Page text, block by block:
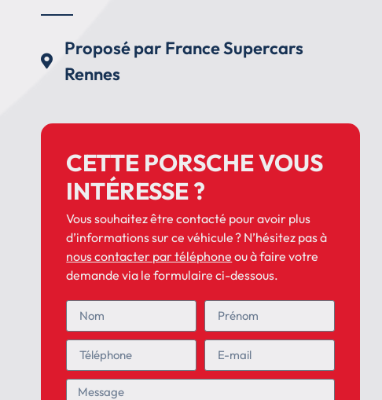
Proposé par France Supercars
Rennes
CETTE PORSCHE VOUS
INTÉRESSE ?
Vous souhaitez être contacté pour avoir plus
d’informations sur ce véhicule ? N’hésitez pas à
nous contacter par téléphone ou à faire votre
demande via le formulaire ci-dessous.